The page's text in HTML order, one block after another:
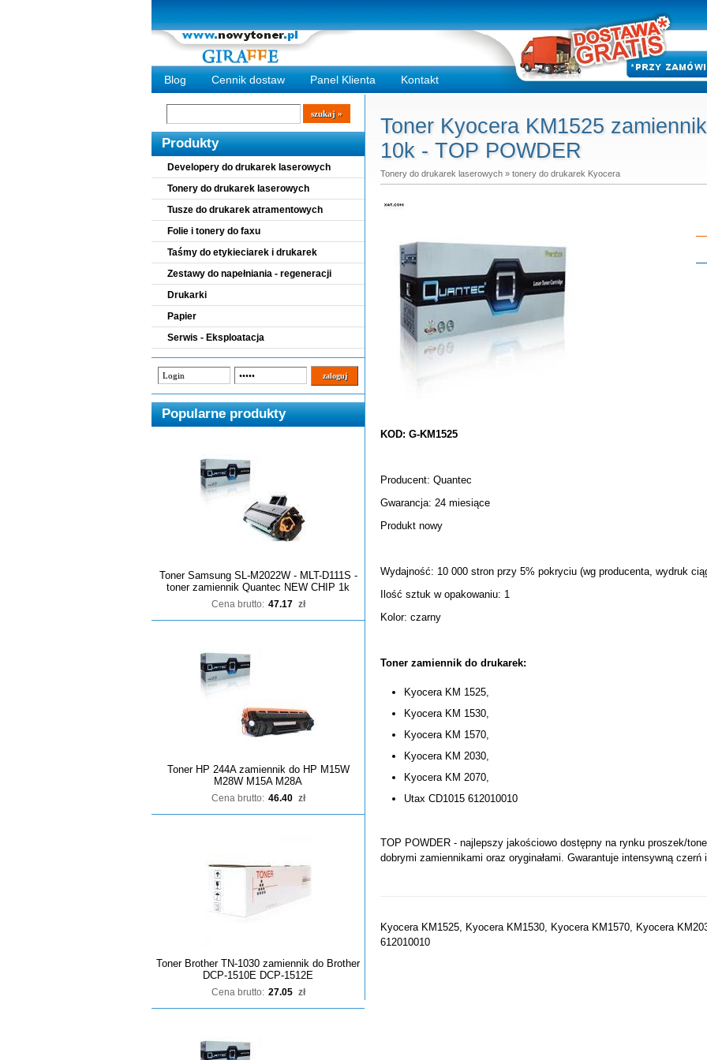
Blog Cennik dostaw Panel Klienta Kontakt
Wyszukiwarka
szukaj
Produkty
Developery do drukarek laserowych
Tonery do drukarek laserowych
Tusze do drukarek atramentowych
Folie i tonery do faxu
Taśmy do etykieciarek i drukarek
Zestawy do napełniania - regeneracji
Drukarki
Papier
Serwis - Eksploatacja
Popularne produkty
Toner Samsung SL-M2022W - MLT-D111S -
toner zamiennik Quantec NEW CHIP 1k
Cena brutto: 47.17 zł
Toner HP 244A zamiennik do HP M15W
M28W M15A M28A
Cena brutto: 46.40 zł
Toner Brother TN-1030 zamiennik do Brother
DCP-1510E DCP-1512E
Cena brutto: 27.05 zł
Toner Kyocera KM1525
10k - TOP POWDER
Tonery do drukarek laserowych » tonery do drukarek Kyocera
KOD: G-KM1525
Producent: Quantec
Gwarancja: 24 miesiące
Produkt nowy
Wydajność: 10 000 stron przy 5% pokryciu (wg producenta, wydruk
Ilość sztuk w opakowaniu: 1
Kolor: czarny
Toner zamiennik do drukarek:
Kyocera KM 1525,
Kyocera KM 1530,
Kyocera KM 1570,
Kyocera KM 2030,
Kyocera KM 2070,
Utax CD1015 612010010
TOP POWDER - najlepszy jakościowo dostępny na rynku proszek/
dobrymi zamiennikami oraz oryginałami. Gwarantuje intensywną
Kyocera KM1525, Kyocera KM1530, Kyocera KM1570, Kyocera
612010010